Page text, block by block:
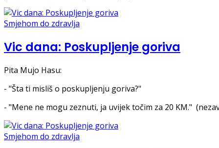
Smjehom do zdravlja
Vic dana: Poskupljenje goriva
Pita Mujo Hasu:
- "Šta ti misliš o poskupljenju goriva?"
- "Mene ne mogu zeznuti, ja uvijek točim za 20 KM."
Smjehom do zdravlja